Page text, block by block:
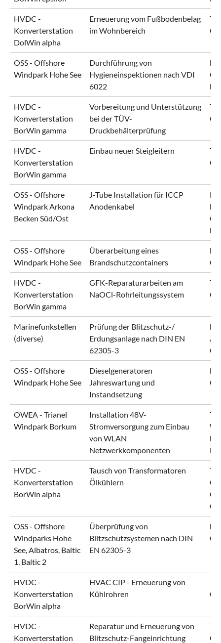
HVDC -
Konverterstation
DolWin alpha
Erneuerung vom Fußbodenbelag
im Wohnbereich
OSS - Offshore
Windpark Hohe See
Durchführung von
Hygieneinspektionen nach VDI
6022
HVDC -
Konverterstation
BorWin gamma
Vorbereitung und Unterstützung
bei der TÜV-
Druckbehälterprüfung
HVDC -
Konverterstation
BorWin gamma
Einbau neuer Steigleitern
OSS - Offshore
Windpark Arkona
Becken Süd/Ost
J-Tube Installation für ICCP
Anodenkabel
OSS - Offshore
Windpark Hohe See
Überarbeitung eines
Brandschutzcontainers
HVDC -
Konverterstation
BorWin gamma
GFK-Reparaturarbeiten am
NaOCl-Rohrleitungssystem
Marinefunkstellen
(diverse)
Prüfung der Blitzschutz-/
Erdungsanlage nach DIN EN
62305-3
/
OSS - Offshore
Windpark Hohe See
Dieselgeneratoren
Jahreswartung und
Instandsetzung
OWEA - Trianel
Windpark Borkum
Installation 48V-
Stromversorgung zum Einbau
von WLAN
Netzwerkkomponenten
KG
HVDC -
Konverterstation
BorWin alpha
Tausch von Transformatoren
Ölkühlern
OSS - Offshore
Windparks Hohe
See, Albatros, Baltic
1, Baltic 2
Überprüfung von
Blitzschutzsystemen nach DIN
EN 62305-3
HVDC -
Konverterstation
BorWin alpha
HVAC CIP - Erneuerung von
Kühlrohren
HVDC -
Konverterstation
Reparatur und Erneuerung von
Blitzschutz-Fangeinrichtung